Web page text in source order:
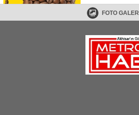
FOTO GALERİ